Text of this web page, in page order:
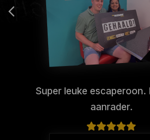
Super leuke escaperoon.
aanrader.